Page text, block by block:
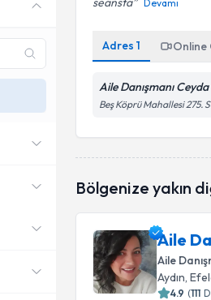
Devamı
Adres1 Online
Aile Danışmanı
Beş Köprü Mahallesi 275.
Bölgenize yakın
Aile
Aile
Aydın ,
4.9 (111